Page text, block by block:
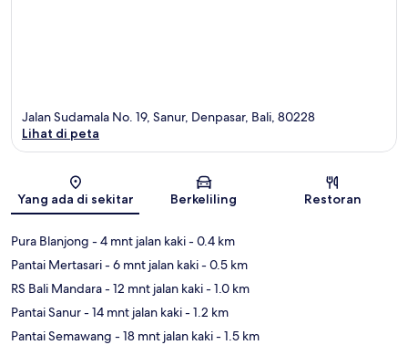
Peta
Jalan Sudamala No. 19, Sanur, Denpasar, Bali, 80228
Lihat di peta
Yang ada di sekitar Berkeliling Restoran
Pura Blanjong - 4 mnt jalan kaki- 0.4 km
Pantai Mertasari- 6 mnt jalan kaki- 0.5 km
RS Bali Mandara- 12 mnt jalan kaki- 1.0 km
Pantai Sanur- 14 mnt jalan kaki- 1.2 km
Pantai Semawang - 18 mnt jalan kaki- 1.5 km